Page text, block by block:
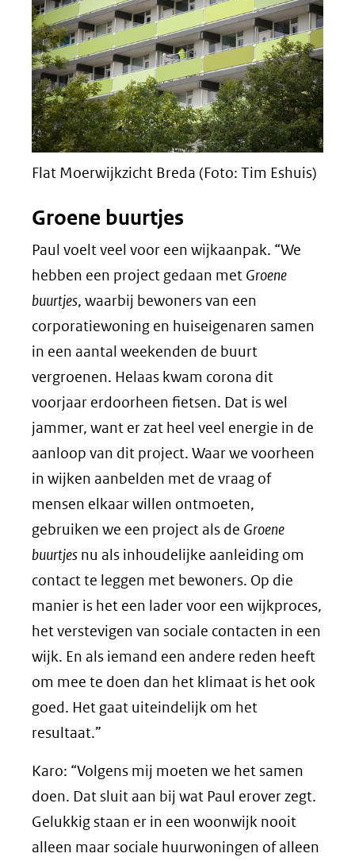
Flat Moerwijkzicht Breda (Foto: Tim Eshuis)
Groene buurtjes
Paul voelt veel voor een wijkaanpak. “We
hebben een project gedaan met Groene
buurtjes, waarbij bewoners van een
corporatiewoning en huiseigenaren samen
in een aantal weekenden de buurt
vergroenen. Helaas kwam corona dit
voorjaar erdoorheen fietsen. Dat is wel
jammer, want er zat heel veel energie in de
aanloop van dit project. Waar we voorheen
in wijken aanbelden met de vraag of
mensen elkaar willen ontmoeten,
gebruiken we een project als de Groene
buurtjes nu als inhoudelijke aanleiding om
contact te leggen met bewoners. Op die
manier is het een lader voor een wijkproces,
het verstevigen van sociale contacten in een
wijk. En als iemand een andere reden heeft
om mee te doen dan het klimaat is het ook
goed. Het gaat uiteindelijk om het
resultaat.”
Karo: “Volgens mij moeten we het samen
doen. Dat sluit aan bij wat Paul erover zegt.
Gelukkig staan er in een woonwijk nooit
alleen maar sociale huurwoningen of alleen